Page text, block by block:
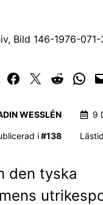
Bild 146-1976-
Dela på Facebook
Dela på Twitter
Dela på Reddit
Dela i
WESSLÉN 9
i#138
den tyska